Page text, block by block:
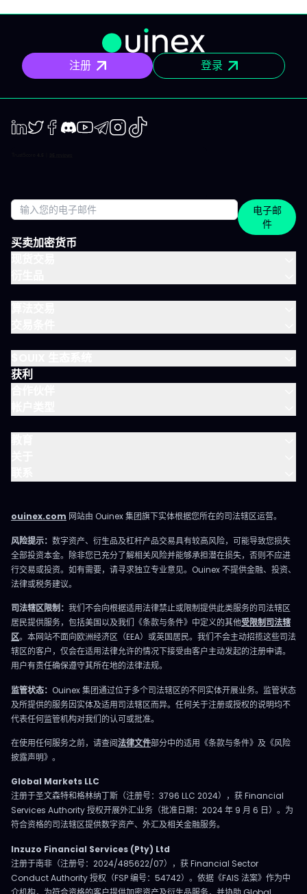
信息流，无需额外的动态，不会有无关填充内容。 专为积极投资、
但有正职工作、有生活，无法整天盯着屏幕的人设计。 你将获得哪
些内容？ 精确的市场信息 清晰的情景与关键位，一目了然。你会明
确聚焦要点，不会分心。 明确的计划 预设了操作框架：关注区域、
预期情景与失效点。你不是临场才应付市场，而是有备而来。 短中
期简报 市场波动时，我们抓住波动性；趋势确定时，我们有系统地
流与真实投资者行为。不是猜测，也不是市井杂音。 IVLite的一天
举个例子，一天的节奏大致如下： 07:45 晨间简报 开盘前设定今日
基调。 09:12 今日计划，CAC 40 明确关注点、操作情景、失效
点。 14:30 中期简报，黄金 趋势形成时，科学跟随。 22:05 市场回
医疗 加密货币：BTC、ETH、SOL和山寨币 大宗商品：黄金、原
油、白银 ETF：SPY、QQQ、MSCI World 免费、IVLite、VIP：如
何定位？ IVLite特意定位于免费账户与VIP之间。如果你想获取实用
内容但不需要全方位陪伴，这是最佳选择。 你会获得 免费 IVLite
VIP 晨间简报
注册 登录
买卖加密货币
获利
Telegram
Instagram
电子邮
件
ouinex.com 网站由 Ouinex 集团旗下实体根据您所在的司法辖区运营。
风险提示： 数字资产、衍生品及杠杆产品交易具有较高风险，可能导致您损失
全部投资本金。除非您已充分了解相关风险并能够承担潜在损失，否则不应进
行交易或投资。如有需要，请寻求独立专业意见。Ouinex 不提供金融、投资、
法律或税务建议。
司法辖区限制： 我们不会向根据适用法律禁止或限制提供此类服务的司法辖区
居民提供服务，包括美国以及我们《条款与条件》中定义的其他受限制司法辖
区。本网站不面向欧洲经济区（EEA）或英国居民。我们不会主动招揽这些司法
辖区的客户，仅会在适用法律允许的情况下接受由客户主动发起的注册申请。
用户有责任确保遵守其所在地的法律法规。
监管状态： Ouinex 集团通过位于多个司法辖区的不同实体开展业务。监管状态
及所提供的服务因实体及适用司法辖区而异。任何关于注册或授权的说明均不
代表任何监管机构对我们的认可或批准。
在使用任何服务之前，请查阅法律文件部分中的适用《条款与条件》及《风险
披露声明》。
Global Markets LLC
注册于圣文森特和格林纳丁斯（注册号：3796 LLC 2024），获 Financial
Services Authority 授权开展外汇业务（批准日期：2024 年 9 月 6 日）。为
符合资格的司法辖区提供数字资产、外汇及相关金融服务。
Inzuzo Financial Services (Pty) Ltd
注册于南非（注册号：2024/485622/07），获 Financial Sector
Conduct Authority 授权（FSP 编号：54742）。依据《FAIS 法案》作为中